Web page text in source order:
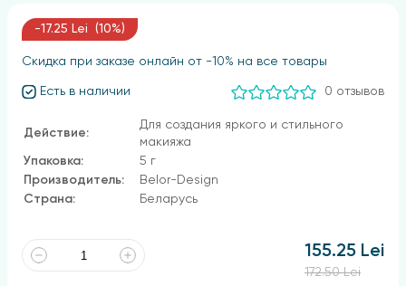
-17.25 Lei (10%)
Скидка при заказе онлайн от -10% на все товары
Есть в наличии 0 отзывов
Действие:
Для создания яркого и стильного
макияжа
Упаковка:
5 г
Производитель:
Belor-Design
Страна:
Беларусь
155.25 Lei
172.50 Lei